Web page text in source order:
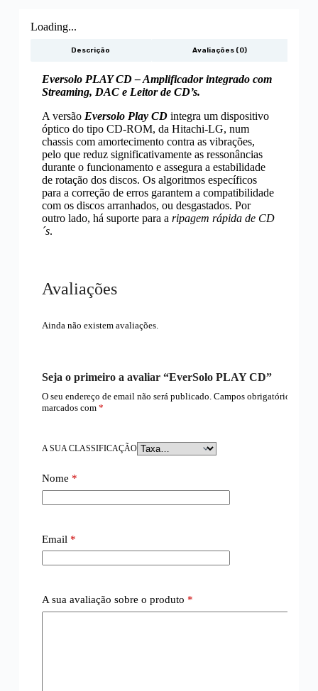
Loading...
Descrição Avaliações (0)
Eversolo PLAY CD – Amplificador integrado com
Streaming, DAC e Leitor de CD’s.
A versão Eversolo Play CDintegra um dispositivo
óptico do tipo CD-ROM, da Hitachi-LG, num
chassis com amortecimento contra as vibrações,
pelo que reduz significativamente as ressonâncias
durante o funcionamento e assegura a estabilidade
de rotação dos discos. Os algoritmos específicos
para a correção de erros garantem a compatibilidade
com os discos arranhados, ou desgastados. Por
outro lado, há suporte para a ripagem rápida de CD
´s.
Avaliações
Ainda não existem avaliações.
Seja o primeiro a avaliar “EverSolo PLAY CD”
O seu endereço de email não será publicado. Campos obrigatórios
marcados com *
A SUA CLASSIFICAÇÃO
Nome *
Email *
A sua avaliação sobre o produto *